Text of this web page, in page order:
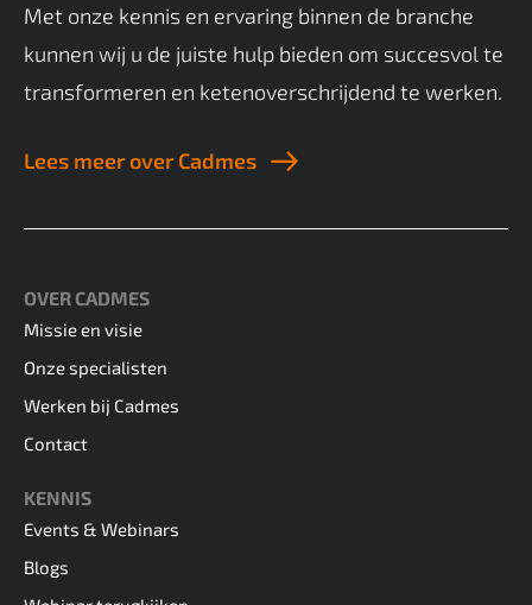
Met onze kennis en ervaring binnen de branche
kunnen wij u de juiste hulp bieden om succesvol te
transformeren en ketenoverschrijdend te werken.
Lees meer over Cadmes
OVER CADMES
Missie en visie
Onze specialisten
Werken bij Cadmes
Contact
KENNIS
Events & Webinars
Blogs